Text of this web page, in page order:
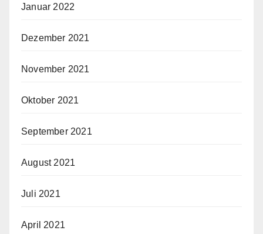
Januar 2022
Dezember 2021
November 2021
Oktober 2021
September 2021
August 2021
Juli 2021
April 2021